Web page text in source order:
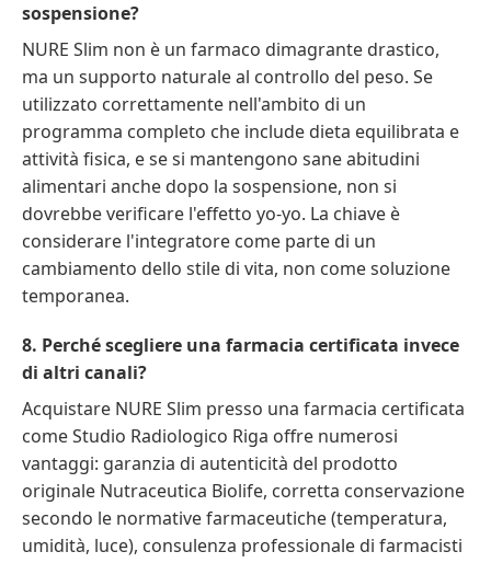
sospensione?
NURE Slim non è un farmaco dimagrante drastico,
ma un supporto naturale al controllo del peso. Se
utilizzato correttamente nell'ambito di un
programma completo che include dieta equilibrata e
attività fisica, e se si mantengono sane abitudini
alimentari anche dopo la sospensione, non si
dovrebbe verificare l'effetto yo-yo. La chiave è
considerare l'integratore come parte di un
cambiamento dello stile di vita, non come soluzione
temporanea.
8. Perché scegliere una farmacia certificata invece
di altri canali?
Acquistare NURE Slim presso una farmacia certificata
come Studio Radiologico Riga offre numerosi
vantaggi: garanzia di autenticità del prodotto
originale Nutraceutica Biolife, corretta conservazione
secondo le normative farmaceutiche (temperatura,
umidità, luce), consulenza professionale di farmacisti